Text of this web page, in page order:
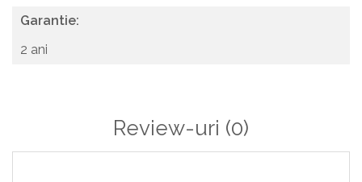
Garantie:
2 ani
Review-uri (0)